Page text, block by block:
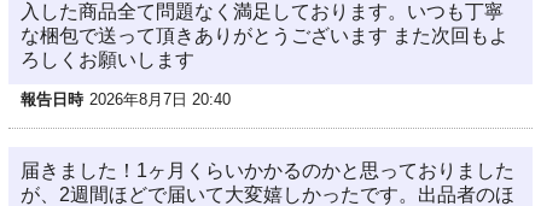
入した商品全て問題なく満足しております。いつも丁寧
な梱包で送って頂きありがとうございます また次回もよ
ろしくお願いします
報告日時 2026年8月7日 20:40
届きました！1ヶ月くらいかかるのかと思っておりました
が、2週間ほどで届いて大変嬉しかったです。出品者のほ